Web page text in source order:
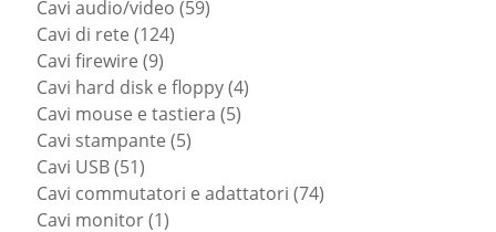
Cavi audio/video 5959
Cavi di rete 124124
Cavi firewire 99
prodotti
Cavi hard disk e floppy 44
Cavi mouse e tastiera 55
Cavi stampante 55
Cavi USB 5151
prodotti
Cavi commutatori e adattatori 7474
Cavi monitor 11